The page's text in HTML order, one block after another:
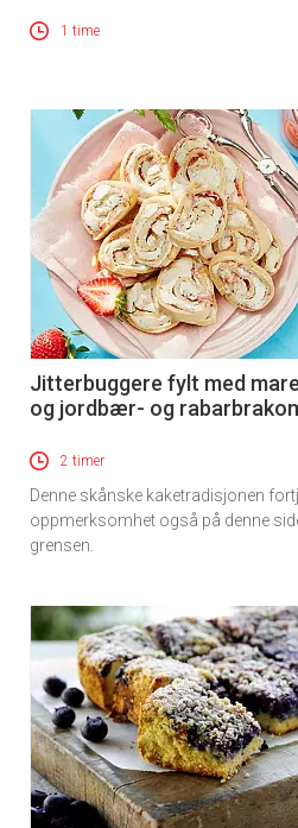
1 time
Jitterbuggere fylt med
og jordbær- og
2 timer
Denne skånske kaketradisjonen
oppmerksomhet også på denne
grensen.